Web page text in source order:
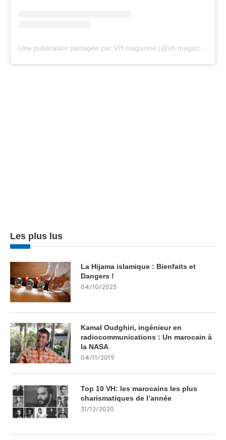
Une publication partagée par VH magazine (@vh.magazine)
Les plus lus
La Hijama islamique : Bienfaits et
Dangers !
04/10/2023
Kamal Oudghiri, ingénieur en
radiocommunications : Un marocain à
la NASA
04/11/2019
Top 10 VH: les marocains les plus
charismatiques de l’année
31/12/2020